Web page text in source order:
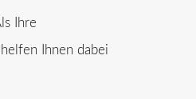
Ihre
Ihnen dabei